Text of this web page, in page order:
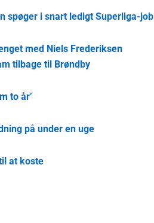
spøger i snart ledigt Superliga-job
med Niels Frederiksen
tilbage til Brøndby
to år’
på under en uge
at koste